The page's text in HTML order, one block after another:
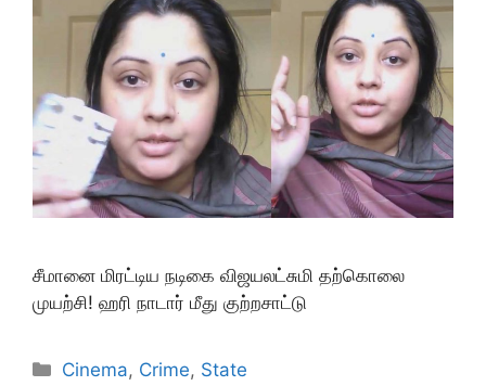
சீமானை மிரட்டிய நடிகை விஜயலட்சுமி தற்கொலை
முயற்சி! ஹரி நாடார் மீது குற்றசாட்டு
Categories
Cinema, Crime, State